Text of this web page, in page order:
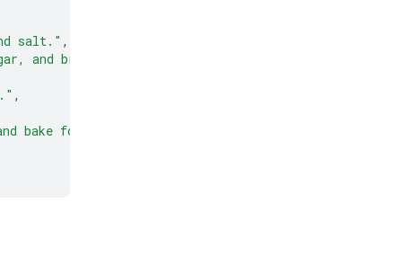
salt." ,
and brown sugar until light and fluffy."
,
bake for 9 to 11 minutes."